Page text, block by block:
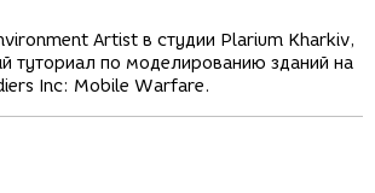
Artist в студии Plarium Kharkiv,
туториал по моделированию зданий на
Inc: Mobile Warfare.